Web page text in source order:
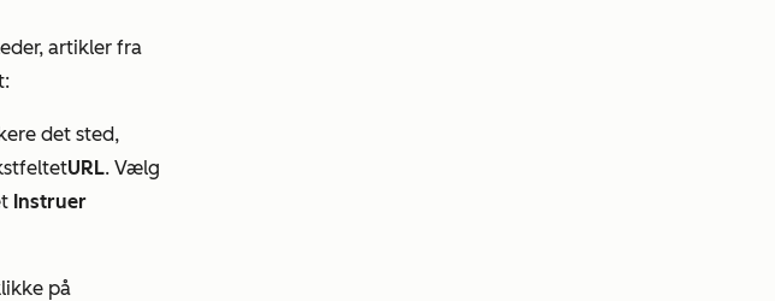
artikler fra
det sted,
URL. Vælg
Instruer
på